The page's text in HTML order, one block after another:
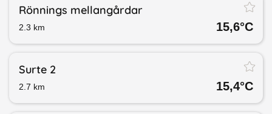
Rönnings mellangårdar
2.3 km 15,6°C
Surte 2
2.7 km 15,4°C